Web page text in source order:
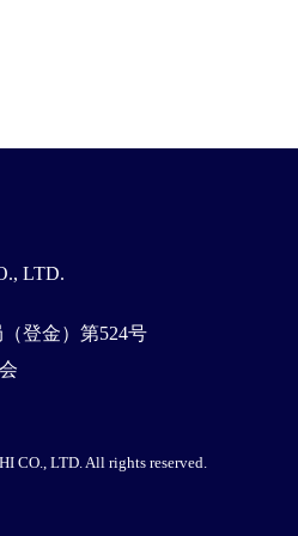
LTD.
登金）第524号
CO., LTD. All rights reserved.